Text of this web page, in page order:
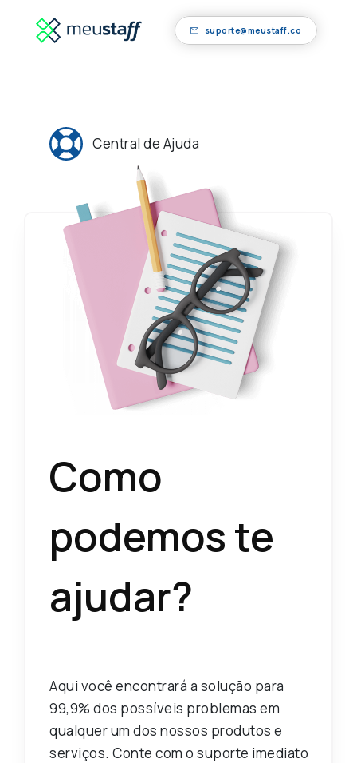
suporte@meustaff.co
Central de Ajuda
Como
podemos te
ajudar?
Aqui você encontrará a solução para
99,9% dos possíveis problemas em
qualquer um dos nossos produtos e
serviços. Conte com o suporte imediato